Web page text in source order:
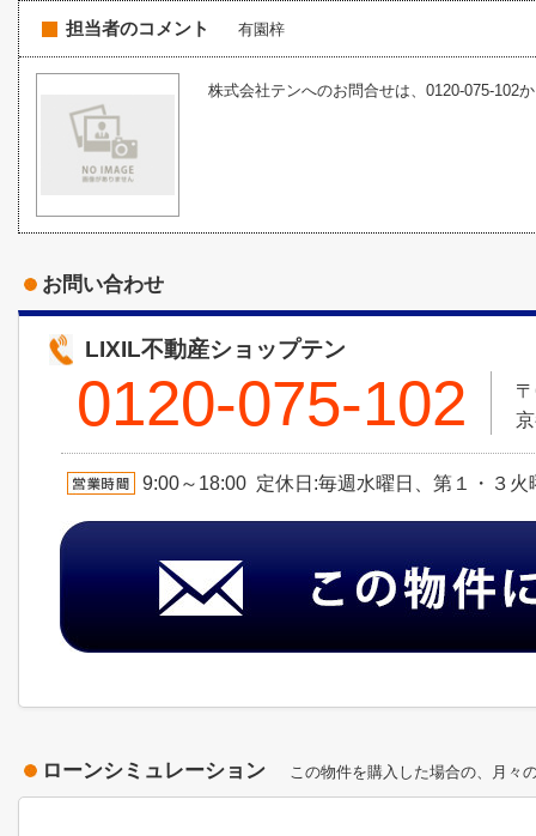
担当者のコメント 有園梓
株式会社テンへのお問合せは、0120-075-102
お問い合わせ
LIXIL不動産ショップテン
0120-075-102
9:00～18:00 定休日:毎週水曜日、第１・３火
ローンシミュレーション この物件を購入した場合の、月々